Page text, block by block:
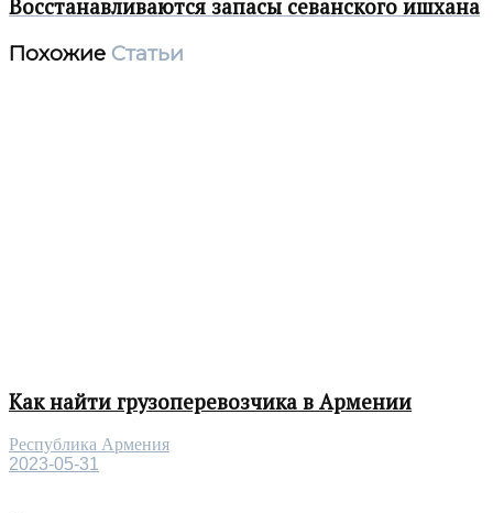
Восстанавливаются запасы севанского ишхана
Похожие Статьи
Как найти грузоперевозчика в Армении
Республика Армения
2023-05-31